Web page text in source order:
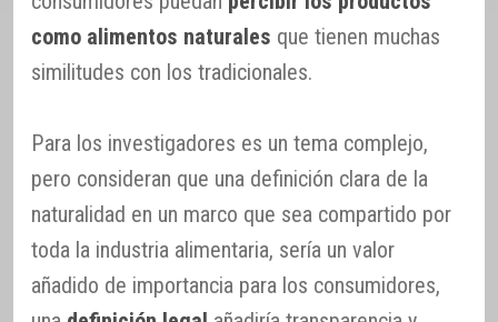
como alimentos naturales que tienen muchas
similitudes con los tradicionales.
Para los investigadores es un tema complejo,
pero consideran que una definición clara de la
naturalidad en un marco que sea compartido por
toda la industria alimentaria, sería un valor
añadido de importancia para los consumidores,